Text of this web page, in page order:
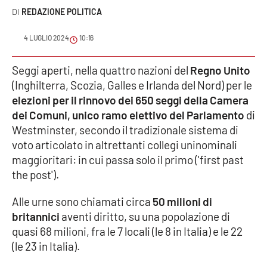
Meteo
Editoriali
VIDEO
Ambiente
Cultura
Economia e Lavoro
REDAZIONE POLITICA
4 LUGLIO 2024 10:16
Seggi aperti, nella quattro nazioni del Regno Unito
(Inghilterra, Scozia, Galles e Irlanda del Nord) per le
elezioni per il rinnovo dei 650 seggi della Camera
dei Comuni, unico ramo elettivo del Parlamento di
Westminster, secondo il tradizionale sistema di
voto articolato in altrettanti collegi uninominali
maggioritari: in cui passa solo il primo ('first past
the post').
Alle urne sono chiamati circa 50 milioni di
britannici aventi diritto, su una popolazione di
quasi 68 milioni, fra le 7 locali (le 8 in Italia) e le 22
(le 23 in Italia).